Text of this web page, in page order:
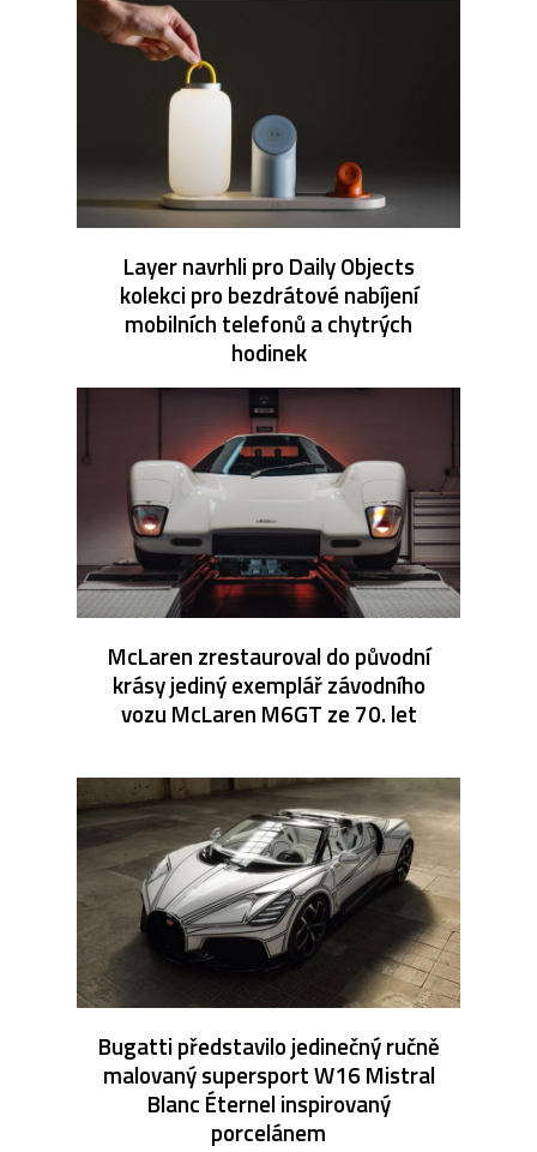
Layer navrhli pro Daily Objects
kolekci pro bezdrátové nabíjení
mobilních telefonů a chytrých
hodinek
McLaren zrestauroval do původní
krásy jediný exemplář závodního
vozu McLaren M6GT ze 70. let
Bugatti představilo jedinečný ručně
malovaný supersport W16 Mistral
Blanc Éternel inspirovaný
porcelánem